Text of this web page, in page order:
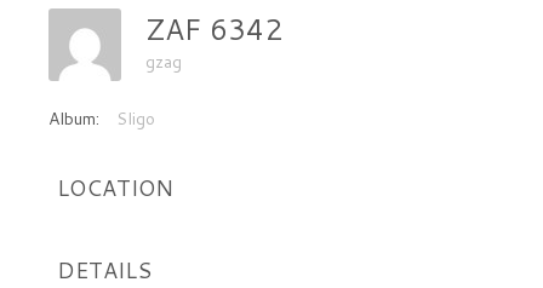
ZAF 6342
gzag
Album: Sligo
LOCATION
DETAILS